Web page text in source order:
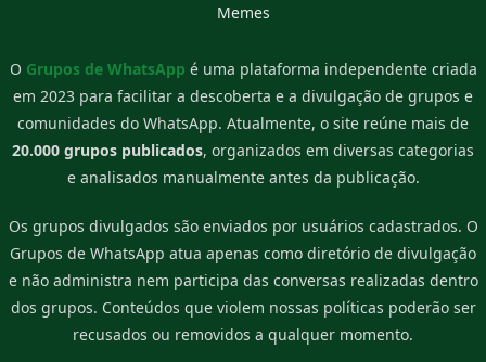
Memes
O Grupos de WhatsApp é uma plataforma independente criada
em 2023 para facilitar a descoberta e a divulgação de grupos e
comunidades do WhatsApp. Atualmente, o site reúne mais de
20.000 grupos publicados, organizados em diversas categorias
e analisados manualmente antes da publicação.
Os grupos divulgados são enviados por usuários cadastrados. O
Grupos de WhatsApp atua apenas como diretório de divulgação
e não administra nem participa das conversas realizadas dentro
dos grupos. Conteúdos que violem nossas políticas poderão ser
recusados ou removidos a qualquer momento.